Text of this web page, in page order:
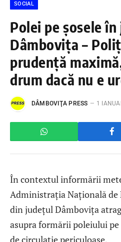
SOCIAL
Polei pe șosele
Dâmbovița –
prudență
drum dacă nu e
DÂMBOVIŢA PRESS 1
În contextul informării
Administrația Națională
din județul Dâmbovița
asupra formării poleiului
de circulație periculoase.